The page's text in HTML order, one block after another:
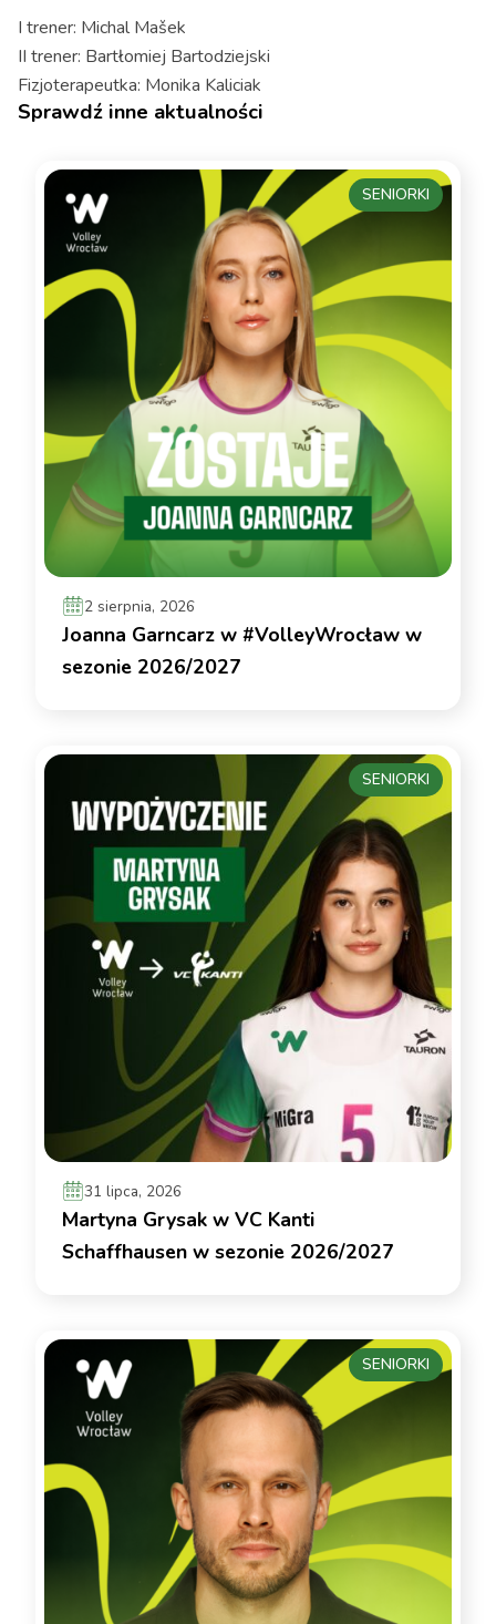
I trener: Michal Mašek
II trener: Bartłomiej Bartodziejski
Fizjoterapeutka: Monika Kaliciak
Sprawdź inne aktualności
2 sierpnia, 2026
Joanna Garncarz w #VolleyWrocław w
sezonie 2026/2027
SENIORKI
31 lipca, 2026
Martyna Grysak w VC Kanti
Schaffhausen w sezonie 2026/2027
SENIORKI
SENIORKI